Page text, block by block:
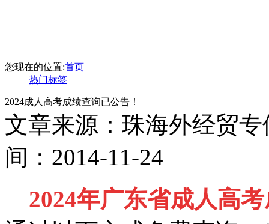
您现在的位置:首页
热门标签
2024成人高考成绩查询已公告！
文章来源：珠海外经贸
间：2014-11-24
2024年广东省成人高